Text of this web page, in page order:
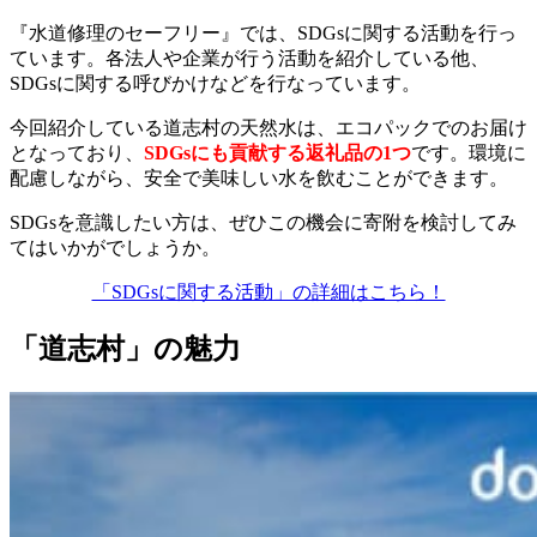
『水道修理のセーフリー』では、SDGsに関する活動を行っ
ています。各法人や企業が行う活動を紹介している他、
SDGsに関する呼びかけなどを行なっています。
今回紹介している道志村の天然水は、エコパックでのお届け
となっており、 SDGsにも貢献する返礼品の1つです。環境に
配慮しながら、安全で美味しい水を飲むことができます。
SDGsを意識したい方は、ぜひこの機会に寄附を検討してみ
てはいかがでしょうか。
「SDGsに関する活動」の詳細はこちら！
「道志村」の魅力